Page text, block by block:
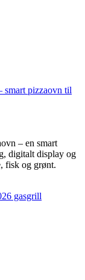
smart pizzaovn til
– en smart
digitalt display og
fisk og grønt.